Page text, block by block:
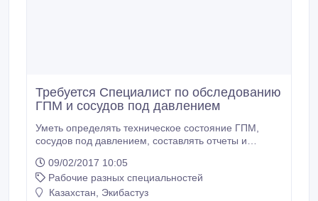
Требуется Специалист по обследованию
ГПМ и сосудов под давлением
Уметь определять техническое состояние ГПМ,
сосудов под давлением, составлять отчеты и
09/02/2017 10:05
Рабочие разных специальностей
Казахстан, Экибастуз